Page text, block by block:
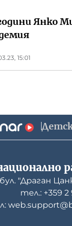
Янко
15:01
"Драган
тел.: +359 2